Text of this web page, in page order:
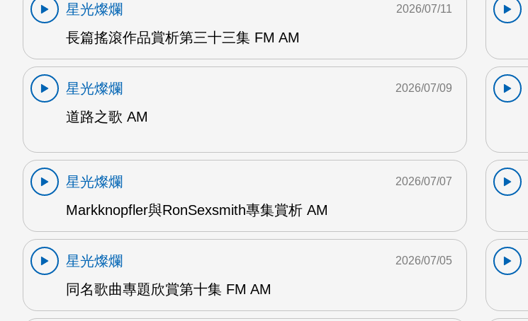
星光燦爛
長篇搖滾作品賞析第三十三集 FM AM
2026/07/11
星光燦爛
道路之歌 AM
2026/07/09
星光燦爛
Markknopfler與RonSexsmith專集賞析 AM
2026/07/07
星光燦爛
同名歌曲專題欣賞第十集 FM AM
2026/07/05